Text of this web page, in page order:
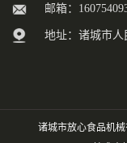
邮箱：
地址：诸城市人
诸城市放心食品机械